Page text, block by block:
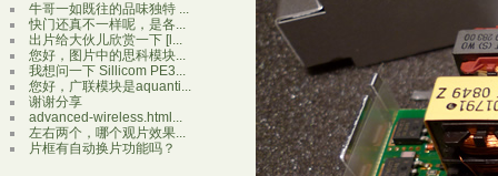
牛哥一如既往的品味独特 ...
快门还真不一样呢，是各...
出片给大伙儿欣赏一下 [l...
您好，图片中的思科模块...
我想问一下 Sillicom PE3...
您好，广联模块是aquanti...
谢谢分享
advanced-wireless.html...
左右两个，哪个观片效果...
片框有自动换片功能吗？